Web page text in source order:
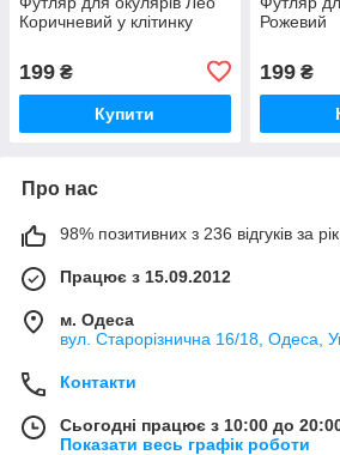
Коричневий у клітинку
199 ₴
Купити
Рожевий
199₴
Про нас
98% позитивних з 236 відгуків за рік
Працює з 15.09.2012
м. Одеса
вул. Старорізнична 16/18, Одеса,
Контакти
Сьогодні працює з 10:00 до
Показати весь графік роботи